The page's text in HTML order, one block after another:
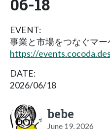
EVENT:
事業と市場をつなぐマ
https://
DATE:
2026/06/18
bebe
June 19, 2026